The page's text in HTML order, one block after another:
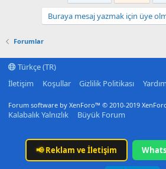
Buraya mesaj yazmak için üye
Forumlar
Türkçe (TR)
İletişim
Koşullar Gizlilik Politikası Yardım
Forum software by XenForo™ © 2010-2019
Kalabalık Yalnızlık Büyük Forum
📢Reklam ve İletişim